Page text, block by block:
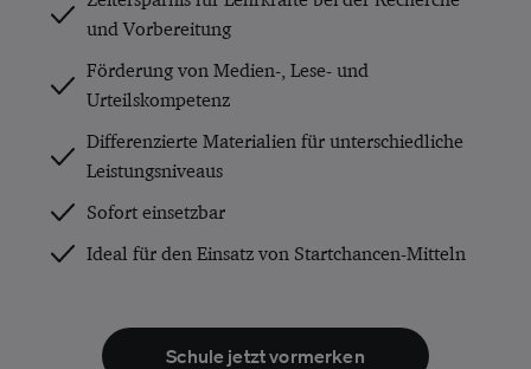
und Vorbereitung
Förderung von Medien-, Lese- und
Urteilskompetenz
Differenzierte Materialien für unterschiedliche
Leistungsniveaus
Sofort einsetzbar
Ideal für den Einsatz von Startchancen-Mitteln
Schule jetzt vormerken